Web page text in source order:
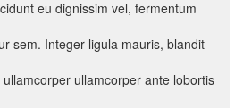
eu dignissim vel, fermentum
sem. Integer ligula mauris, blandit
ullamcorper ante lobortis